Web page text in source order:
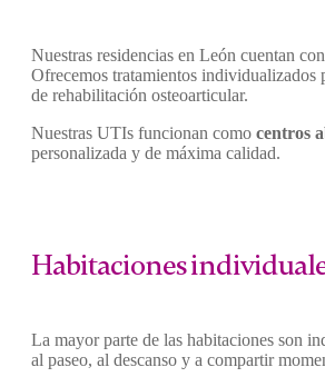
Nuestras residencias en León cuentan
Ofrecemos tratamientos individualizados
de rehabilitación osteoarticular.
Nuestras UTIs funcionan como centros
personalizada y de máxima calidad.
Habitaciones
La mayor parte de las habitaciones son
al paseo, al descanso y a compartir